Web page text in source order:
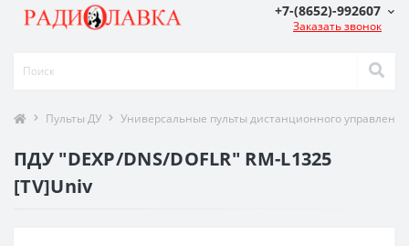
+7-(8652)-992607
Заказать звонок
Пульты ДУ Универсальные пульты дистанционного управления
ПДУ "DEXP/DNS/DOFLR" RM-L1325
[TV]Univ